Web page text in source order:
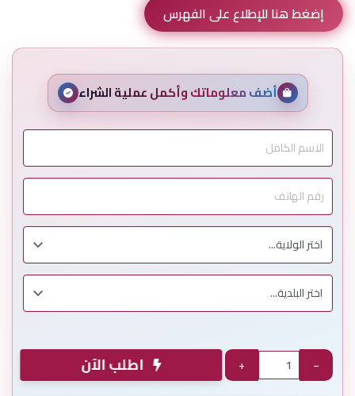
إضغط هنا للإطلاع على الفهرس
أضف معلوماتك وأكمل عملية الشراء
−
+ اطلب الآن